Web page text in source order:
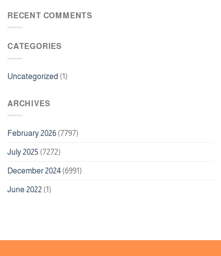
Free
لعبة
RECENT COMMENTS
CATEGORIES
Uncategorized (1)
ARCHIVES
February 2026 (7797)
July 2025 (7272)
December 2024 (6991)
June 2022 (1)